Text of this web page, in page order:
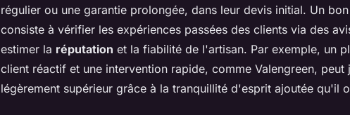
régulier ou une garantie prolongée, dans leur devis initial. Un
consiste à vérifier les expériences passées des clients via des
estimer la réputation et la fiabilité de l'artisan. Par exemple, un
client réactif et une intervention rapide, comme Valengreen, peut
légèrement supérieur grâce à la tranquillité d'esprit ajoutée qu'il